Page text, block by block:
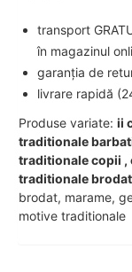
transport
în magazinul
garanția de
livrare rapidă
Produse variate: ii
traditionale
traditionale copii ,
traditionale
brodat, marame,
motive traditionale